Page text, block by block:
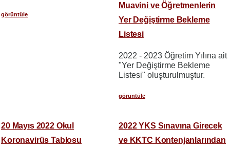
görüntüle
Muavini ve Öğretmenlerin
Yer Değiştirme Bekleme
Listesi
2022 - 2023 Öğretim Yılına ait
"Yer Değiştirme Bekleme
Listesi" oluşturulmuştur.
görüntüle
20 Mayıs 2022 Okul
Koronavirüs Tablosu
2022 YKS Sınavına Girecek
ve KKTC Kontenjanlarından